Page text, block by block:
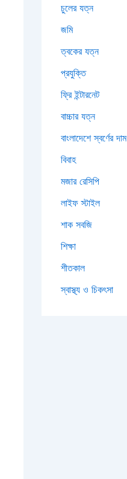
চুলের যত্ন
জমি
ত্বকের যত্ন
প্রযুক্তি
ফ্রি ইন্টারনেট
বাচ্চার যত্ন
বাংলাদেশে স্বর্ণের দাম
বিবাহ
মজার রেসিপি
লাইফ স্টাইল
শাক সবজি
শিক্ষা
শীতকাল
স্বাস্থ্য ও চিকৎসা